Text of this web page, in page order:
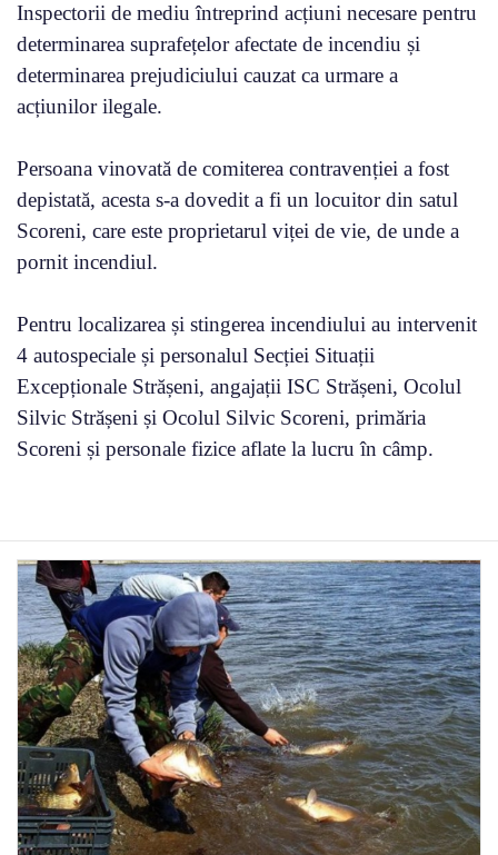
Inspectorii de mediu întreprind acțiuni necesare pentru
determinarea suprafețelor afectate de incendiu și
determinarea prejudiciului cauzat ca urmare a
acțiunilor ilegale.
Persoana vinovată de comiterea contravenției a fost
depistată, acesta s-a dovedit a fi un locuitor din satul
Scoreni, care este proprietarul viței de vie, de unde a
pornit incendiul.
Pentru localizarea și stingerea incendiului au intervenit
4 autospeciale și personalul Secției Situații
Excepționale Strășeni, angajații ISC Strășeni, Ocolul
Silvic Strășeni și Ocolul Silvic Scoreni, primăria
Scoreni și personale fizice aflate la lucru în câmp.